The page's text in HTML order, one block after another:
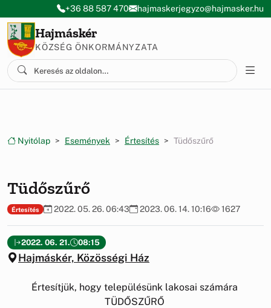
Ugrás a menüre
Ugrás a tartalomra
+36 88 587 470 hajmaskerjegyzo@hajmasker.hu
Hajmáskér
KÖZSÉG ÖNKORMÁNYZATA
Nyitólap Események Értesítés Tüdőszűrő
Tüdőszűrő
Értesítés 2022. 05. 26. 06:43 2023. 06. 14. 10:16 1627
2022. 06. 21. 08:15
Hajmáskér, Közösségi Ház
Értesítjük, hogy településünk lakosai számára
TÜDŐSZŰRŐ